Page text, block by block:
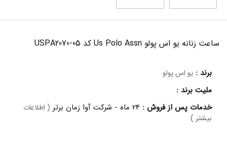
ساعت زنانه یو اس پولو Us Polo Assn کد USPA2070-05
برند : یو اس پولو
ملیت برند :
خدمات پس از فروش : 24 ماه - شرکت آوا زمان برتر ( اطلاعات
بیشتر )